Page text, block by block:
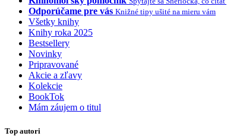
Odporúčame pre vás Knižné tipy ušité na mieru vám
Všetky knihy
Knihy roka 2025
Bestsellery
Novinky
Pripravované
Akcie a zľavy
Kolekcie
BookTok
Mám záujem o titul
Top autori